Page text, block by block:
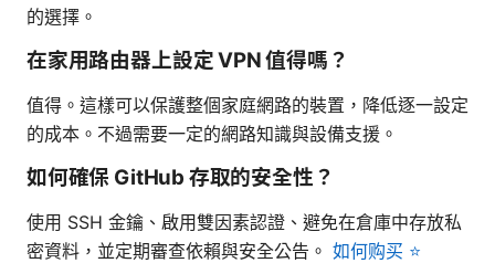
的選擇。
在家用路由器上設定 VPN 值得嗎？
值得。這樣可以保護整個家庭網路的裝置，降低逐一設定
的成本。不過需要一定的網路知識與設備支援。
如何確保 GitHub 存取的安全性？
使用 SSH 金鑰、啟用雙因素認證、避免在倉庫中存放私
密資料，並定期審查依賴與安全公告。 如何购买 ⭐